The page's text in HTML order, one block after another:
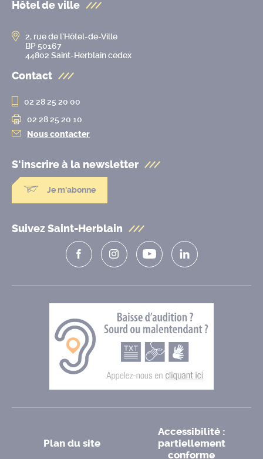
Hôtel de ville
2, rue de l’Hôtel-de-Ville
BP 50167
44802 Saint-Herblain cedex
Contact
02 28 25 20 00
02 28 25 20 10
Nous contacter
S'inscrire à la newsletter
Je m'abonne
Suivez Saint-Herblain
Plan du site
Accessibilité :
partiellement
conforme